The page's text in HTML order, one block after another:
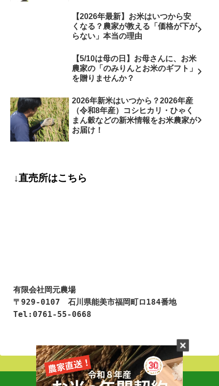
【2026年最新】お米はいつから安
くなる？農家が教える「価格が下が
らない」本当の理由
【5/10は母の日】お母さんに、お米
農家の「のみりんとお米のギフト」
を贈りませんか？
2026年新米はいつから？2026年産
（令和8年産）コシヒカリ・ひゃく
まん穀などの新米情報をお米農家が
お届け！
↓直売所はこちら
有限会社岡元農場
〒929-0107　石川県能美市福岡町ロ184番地
Tel:0761-55-0668